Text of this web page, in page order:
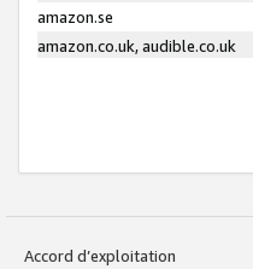
amazon.se
amazon.co.uk, audible.co.uk
Accord d’exploitation